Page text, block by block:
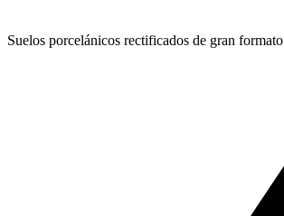
Suelos porcelánicos rectificados de gran formato